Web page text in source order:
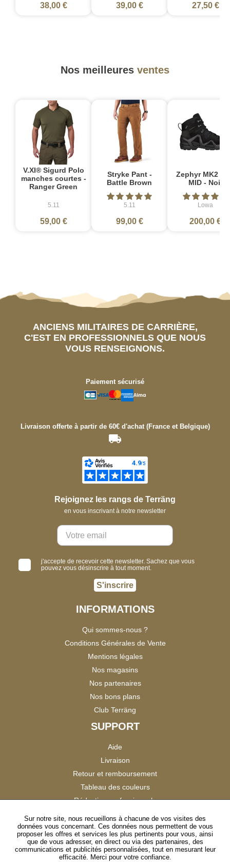
38,00 € 39,00 € 27,50 €
Nos meilleures ventes
V.XI® Sigurd Polo
manches courtes -
Ranger Green
5.11
59,00 €
Stryke Pant -
Battle Brown
5.11
99,00 €
Zephyr MK2
MID - Noir
Lowa
200,00 €
ANCIENS MILITAIRES DE CARRIÈRE,
C'EST EN PROFESSIONNELS QUE NOUS
VOUS RENSEIGNONS.
Paiement sécurisé
Livraison offerte à partir de 60€ d'achat (France et Belgique)
Rejoignez les rangs de Terräng
en vous inscrivant à notre newsletter
j'accepte de recevoir cette newsletter. Sachez que vous
pouvez vous désinscrire à tout moment.
S'inscrire
INFORMATIONS
Qui sommes-nous ?
Conditions Générales de Vente
Mentions légales
Nos magasins
Nos partenaires
Nos bons plans
Club Terräng
SUPPORT
Aide
Livraison
Retour et remboursement
Tableau des couleurs
Réduction professionnels
Satisfaction Clients
SUIVEZ-NOUS
Sur notre site, nous recueillons à chacune de vos visites des
données vous concernant. Ces données nous permettent de vous
proposer les offres et services les plus pertinents pour vous, ainsi
que de vous adresser, en direct ou via des partenaires, des
communications et publicités personnalisées, tout en mesurant leur
efficacité. Merci pour votre confiance.